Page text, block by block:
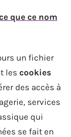
que ce nom
un fichier
les cookies
des accès à
services
qui
se fait en